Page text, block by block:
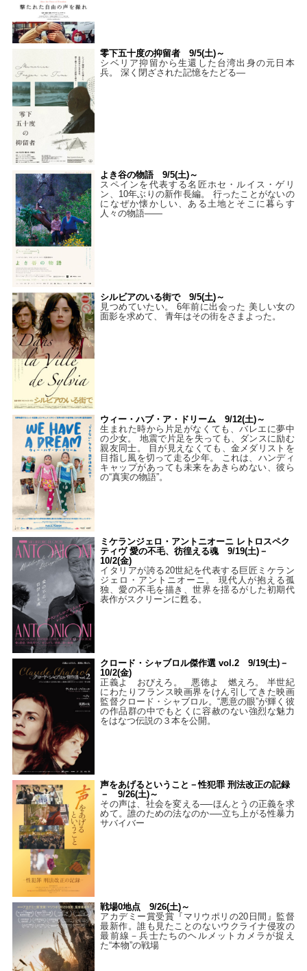
零下五十度の抑留者 9/5(土)～
シベリア抑留から生還した台湾出身の元日本
兵。 深く閉ざされた記憶をたどる—
よき谷の物語 9/5(土)～
スペインを代表する名匠ホセ・ルイス・ゲリ
ン、10年ぶりの新作長編。 行ったことがないの
になぜか懐かしい、ある土地とそこに暮らす
人々の物語――
シルビアのいる街で 9/5(土)～
見つめていたい。 6年前に出会った 美しい女の
面影を求めて、 青年はその街をさまよった。
ウィー・ハブ・ア・ドリーム 9/12(土)～
生まれた時から片足がなくても、バレエに夢中
の少女。 地震で片足を失っても、ダンスに励む
親友同士。 目が見えなくても、金メダリストを
目指し風を切って走る少年。 これは、ハンディ
キャップがあっても未来をあきらめない、彼ら
の“真実の物語”。
ミケランジェロ・アントニオーニ レトロスペク
ティヴ 愛の不毛、彷徨える魂 9/19(土)－
10/2(金)
イタリアが誇る20世紀を代表する巨匠ミケラン
ジェロ・アントニオーニ。 現代人が抱える孤
独、愛の不毛を描き、世界を揺るがした初期代
表作がスクリーンに甦る。
クロード・シャブロル傑作選 vol.2 9/19(土)－
10/2(金)
正義よ おびえろ。 悪徳よ 燃えろ。 半世紀
にわたりフランス映画界をけん引してきた映画
監督クロード・シャブロル。“悪意の眼”が輝く彼
の作品群の中でもとくに容赦のない強烈な魅力
をはなつ伝説の３本を公開。
声をあげるということ－性犯罪 刑法改正の記録
－ 9/26(土)～
その声は、社会を変える──ほんとうの正義を求
めて。誰のための法なのか──立ち上がる性暴力
サバイバー
戦場0地点 9/26(土)～
アカデミー賞受賞『マリウポリの20日間』監督
最新作。誰も見たことのないウクライナ侵攻の
最前線－兵士たちのヘルメットカメラが捉え
た“本物”の戦場